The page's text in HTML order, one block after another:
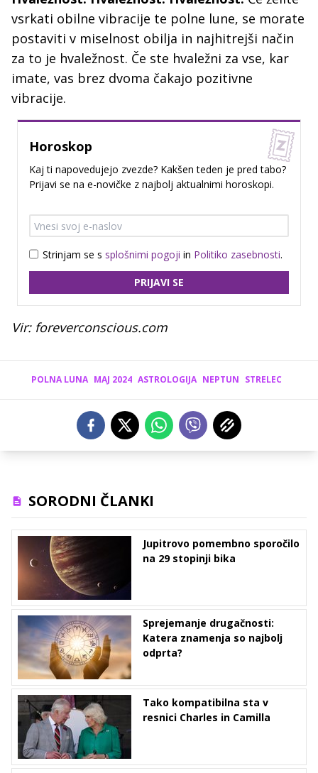
vsrkati obilne vibracije te polne lune, se morate
postaviti v miselnost obilja in najhitrejši način
za to je hvaležnost. Če ste hvaležni za vse, kar
imate, vas brez dvoma čakajo pozitivne
vibracije.
Horoskop
Kaj ti napovedujejo zvezde? Kakšen teden je pred tabo?
Prijavi se na e-novičke z najbolj aktualnimi horoskopi.
Strinjam se s splošnimi pogoji in Politiko zasebnosti.
PRIJAVI SE
Vir: foreverconscious.com
POLNA LUNA MAJ 2024 ASTROLOGIJA NEPTUN STRELEC
SORODNI ČLANKI
Jupitrovo pomembno sporočilo
na 29 stopinji bika
Sprejemanje drugačnosti:
Katera znamenja so najbolj
odprta?
Tako kompatibilna sta v
resnici Charles in Camilla